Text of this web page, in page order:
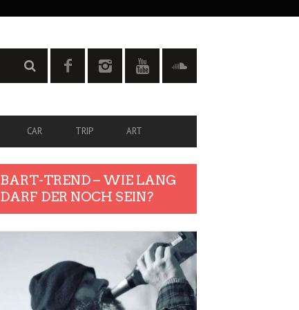
CAR TRIP ART
BART-TREND – WIE LANG
DARF DER NOCH SEIN?